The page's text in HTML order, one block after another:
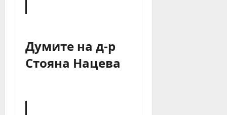
Думите на д-р
Стояна Нацева